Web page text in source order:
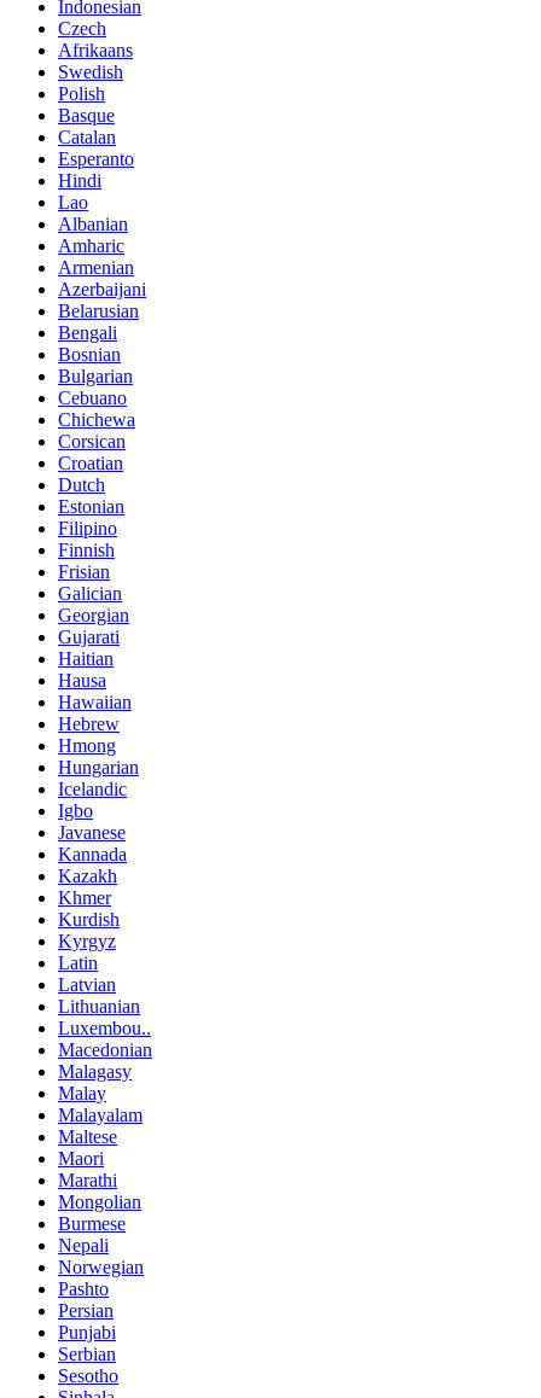
Indonesian
Czech
Afrikaans
Swedish
Polish
Basque
Catalan
Esperanto
Hindi
Lao
Albanian
Amharic
Armenian
Azerbaijani
Belarusian
Bengali
Bosnian
Bulgarian
Cebuano
Chichewa
Corsican
Croatian
Dutch
Estonian
Filipino
Finnish
Frisian
Galician
Georgian
Gujarati
Haitian
Hausa
Hawaiian
Hebrew
Hmong
Hungarian
Icelandic
Igbo
Javanese
Kannada
Kazakh
Khmer
Kurdish
Kyrgyz
Latin
Latvian
Lithuanian
Luxembou..
Macedonian
Malagasy
Malay
Malayalam
Maltese
Maori
Marathi
Mongolian
Burmese
Nepali
Norwegian
Pashto
Persian
Punjabi
Serbian
Sesotho